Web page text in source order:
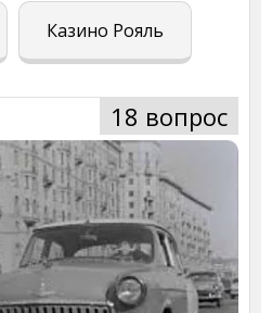
Казино Рояль
18 вопрос